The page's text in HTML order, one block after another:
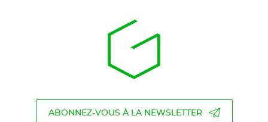
ABONNEZ-VOUS À LA NEWSLETTER